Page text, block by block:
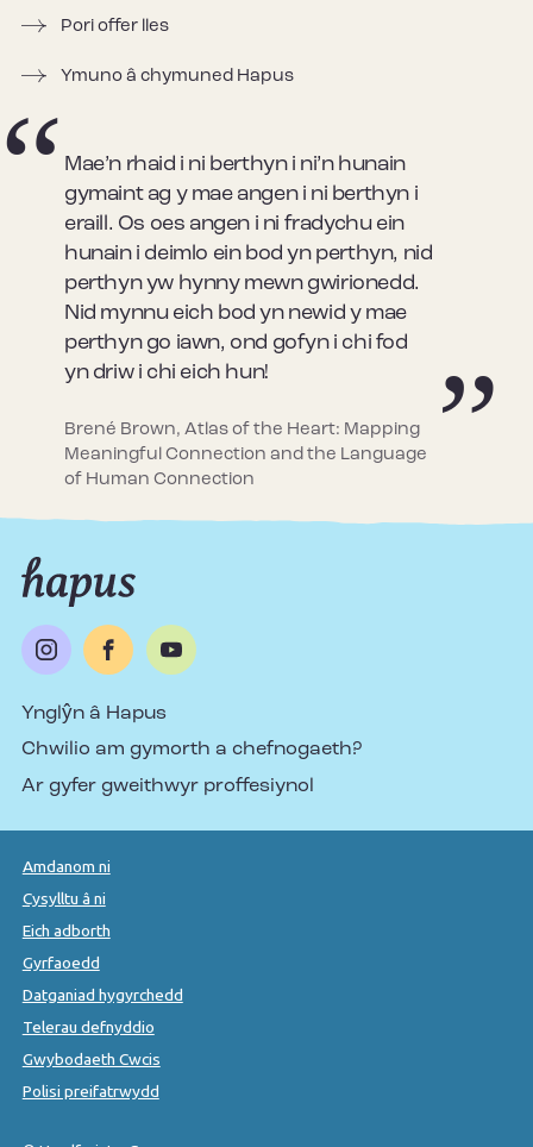
Pori offer lles
Ymuno â chymuned Hapus
Mae’n rhaid i ni berthyn i ni’n hunain
gymaint ag y mae angen i ni berthyn i
eraill. Os oes angen i ni fradychu ein
hunain i deimlo ein bod yn perthyn, nid
perthyn yw hynny mewn gwirionedd.
Nid mynnu eich bod yn newid y mae
perthyn go iawn, ond gofyn i chi fod
yn driw i chi eich hun!
Brené Brown, Atlas of the Heart: Mapping
Meaningful Connection and the Language
of Human Connection
Ynglŷn â Hapus
Chwilio am gymorth a chefnogaeth?
Ar gyfer gweithwyr proffesiynol
Amdanom ni
Cysylltu â ni
Eich adborth
Gyrfaoedd
Datganiad hygyrchedd
Telerau defnyddio
Gwybodaeth Cwcis
Polisi preifatrwydd